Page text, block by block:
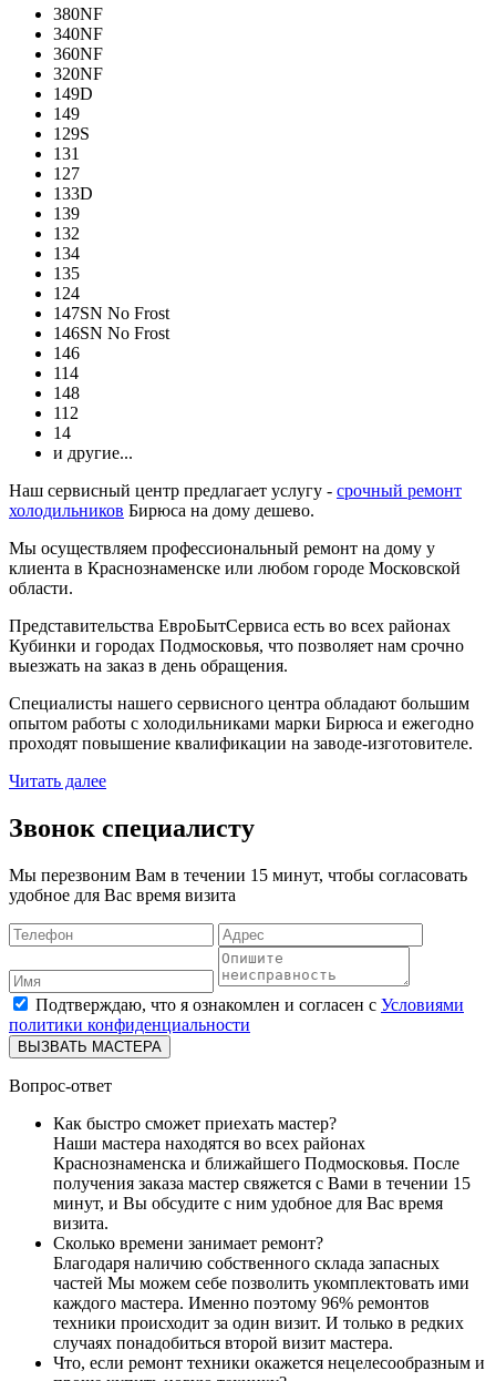
380NF
340NF
360NF
320NF
149D
149
129S
131
127
133D
139
132
134
135
124
147SN No Frost
146SN No Frost
146
114
148
112
14
и другие...
Наш сервисный центр предлагает услугу - срочный ремонт
холодильников Бирюса на дому дешево.
Мы осуществляем профессиональный ремонт на дому у
клиента в Краснознаменске или любом городе Московской
области.
Представительства ЕвроБытСервиса есть во всех районах
Кубинки и городах Подмосковья, что позволяет нам срочно
выезжать на заказ в день обращения.
Специалисты нашего сервисного центра обладают большим
опытом работы с холодильниками марки Бирюса и ежегодно
проходят повышение квалификации на заводе-изготовителе.
Читать далее
Звонок специалисту
Мы перезвоним Вам в течении 15 минут, чтобы согласовать
удобное для Вас время визита
Подтверждаю, что я ознакомлен и согласен с Условиями
политики конфиденциальности
ВЫЗВАТЬ МАСТЕРА
Вопрос-ответ
Как быстро сможет приехать мастер?
Наши мастера находятся во всех районах
Краснознаменска и ближайшего Подмосковья. После
получения заказа мастер свяжется с Вами в течении 15
минут, и Вы обсудите с ним удобное для Вас время
визита.
Сколько времени занимает ремонт?
Благодаря наличию собственного склада запасных
частей Мы можем себе позволить укомплектовать ими
каждого мастера. Именно поэтому 96% ремонтов
техники происходит за один визит. И только в редких
случаях понадобиться второй визит мастера.
Что, если ремонт техники окажется нецелесообразным и